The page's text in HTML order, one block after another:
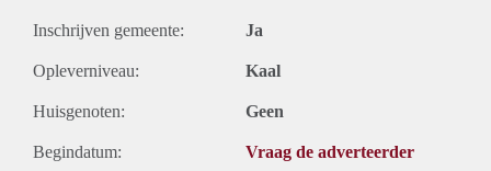
Inschrijven gemeente: Ja
Opleverniveau: Kaal
Huisgenoten: Geen
Begindatum: Vraag de adverteerder